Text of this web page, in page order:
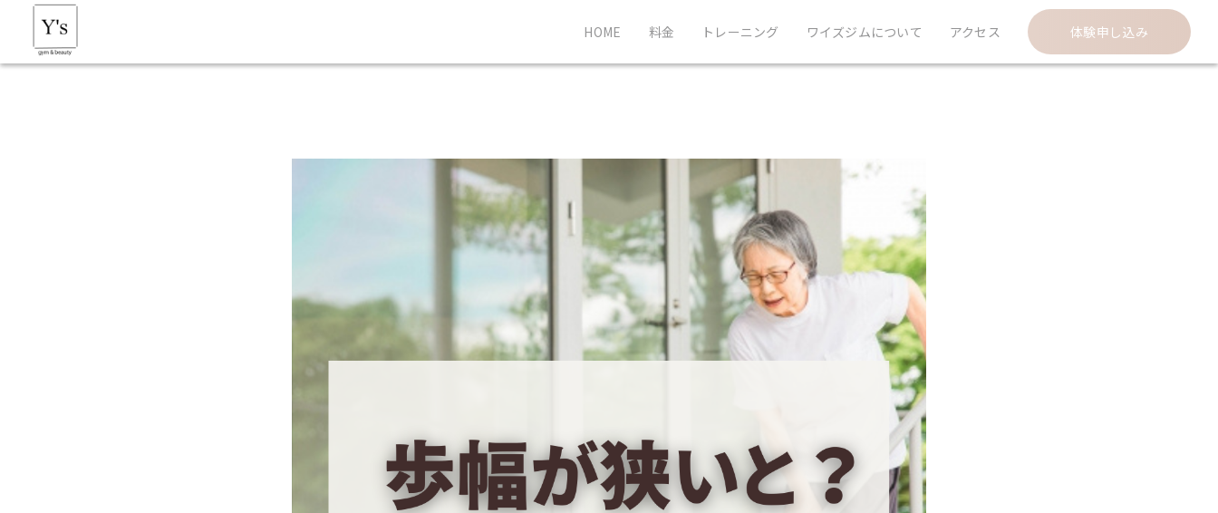
HOME 料金 トレーニング ワイズジムについて アクセス 体験申し込み